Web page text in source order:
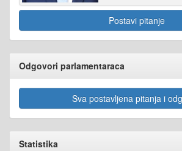
Postavi pitanje
Odgovori parlamentaraca
Sva postavljena pitanja i
Statistika